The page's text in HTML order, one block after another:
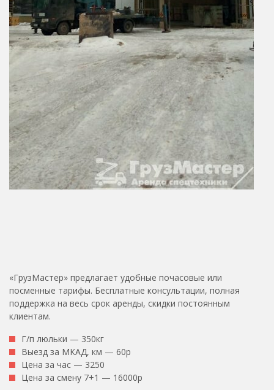
«ГрузМастер» предлагает удобные почасовые или
посменные тарифы. Бесплатные консультации, полная
поддержка на весь срок аренды, скидки постоянным
клиентам.
Г/п люльки — 350кг
Выезд за МКАД, км — 60р
Цена за час — 3250
Цена за смену 7+1 — 16000р